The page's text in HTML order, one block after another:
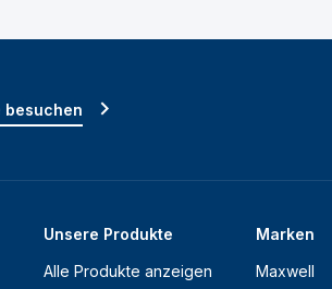
Unsere Produkte
Alle Produkte anzeigen
Marken
Maxwell
besuchen